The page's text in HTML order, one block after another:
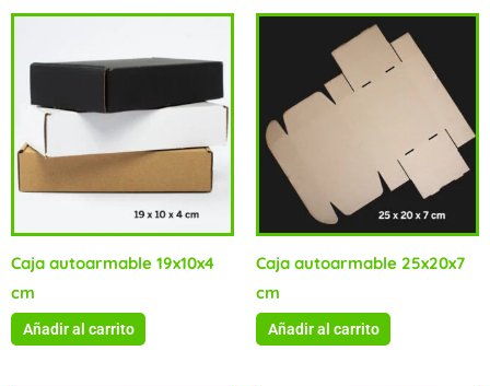
Caja autoarmable 19x10x4
cm
Añadir al carrito
Caja autoarmable 25x20x7
cm
Añadir al carrito